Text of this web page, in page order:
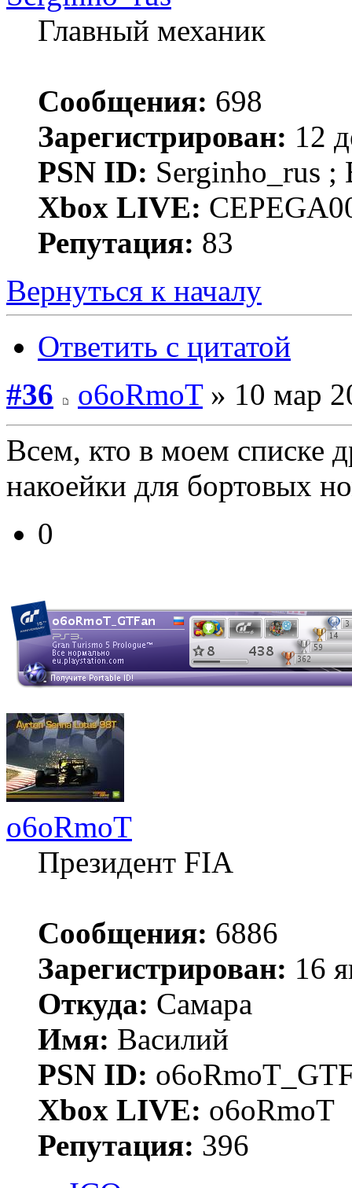
Главный механик
Сообщения: 698
Зарегистрирован: 12
PSN ID: Serginho_rus
Xbox LIVE:
Репутация: 83
Вернуться к началу
Ответить с цитатой
#36
o6oRmoT» 10 мар
Всем, кто в моем списке
накоейки для бортовых
0
o6oRmoT
Президент FIA
Сообщения: 6886
Зарегистрирован: 16
Откуда: Самара
Имя: Василий
PSN ID:
Xbox LIVE: o6oRmoT
Репутация: 396